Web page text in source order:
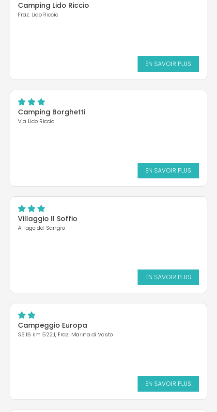
Camping Lido Riccio
Fraz. Lido Riccio
EN SAVOIR PLUS
Camping Borghetti
Via Lido Riccio
EN SAVOIR PLUS
Villaggio Il Soffio
Al lago del Sangro
EN SAVOIR PLUS
Campeggio Europa
SS.16 km 522,1, Fraz. Marina di Vasto
EN SAVOIR PLUS